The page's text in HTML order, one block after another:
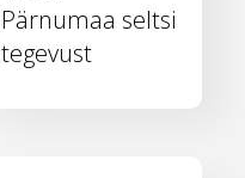
Pärnumaa seltsi
tegevust